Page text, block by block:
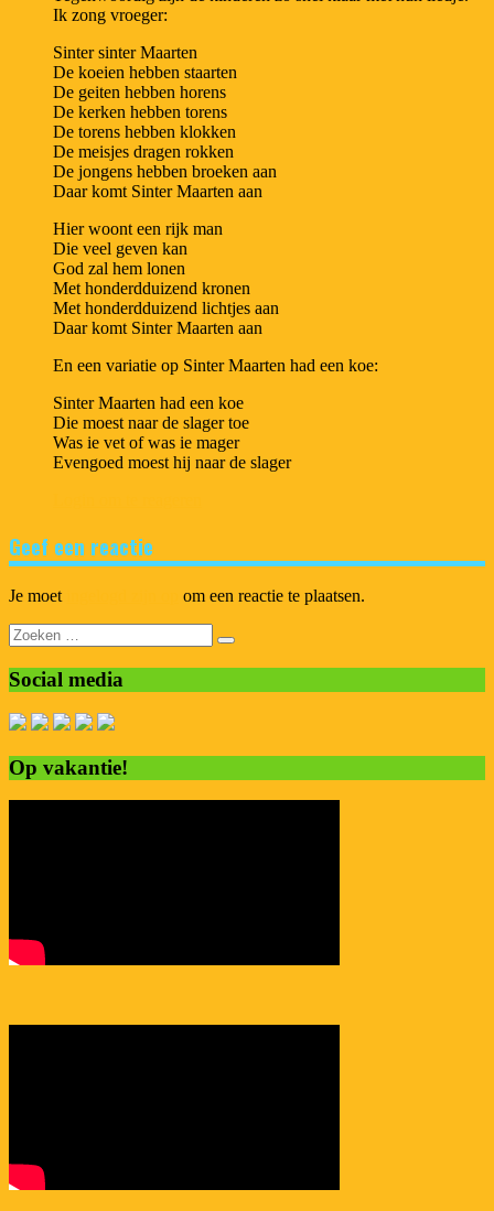
Ik zong vroeger:
Sinter sinter Maarten
De koeien hebben staarten
De geiten hebben horens
De kerken hebben torens
De torens hebben klokken
De meisjes dragen rokken
De jongens hebben broeken aan
Daar komt Sinter Maarten aan
Hier woont een rijk man
Die veel geven kan
God zal hem lonen
Met honderdduizend kronen
Met honderdduizend lichtjes aan
Daar komt Sinter Maarten aan
En een variatie op Sinter Maarten had een koe:
Sinter Maarten had een koe
Die moest naar de slager toe
Was ie vet of was ie mager
Evengoed moest hij naar de slager
Geef een reactie
Je moet
om een reactie te plaatsen.
Zoeken
naar:
Social media
Op vakantie!